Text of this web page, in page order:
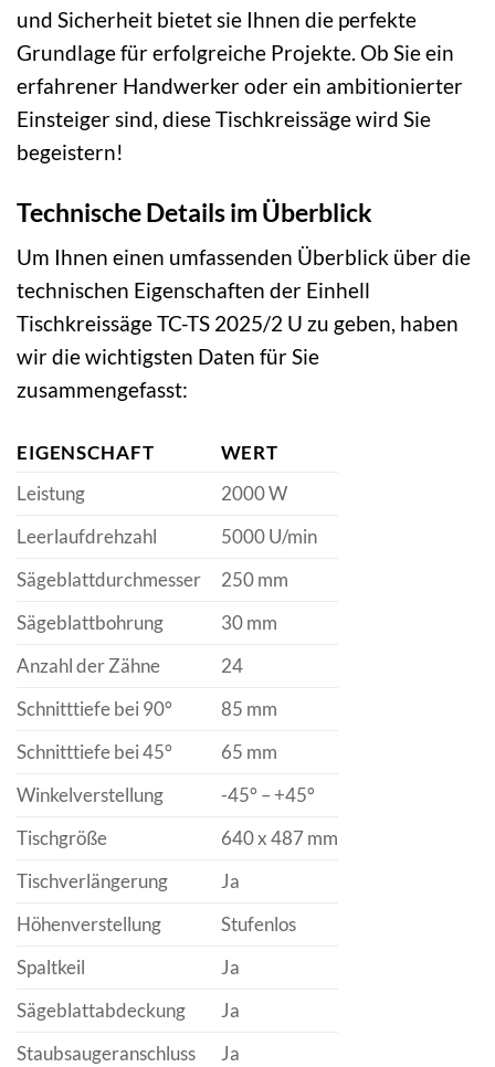
und Sicherheit bietet sie Ihnen die perfekte
Grundlage für erfolgreiche Projekte. Ob Sie ein
erfahrener Handwerker oder ein ambitionierter
Einsteiger sind, diese Tischkreissäge wird Sie
begeistern!
Technische Details im Überblick
Um Ihnen einen umfassenden Überblick über die
technischen Eigenschaften der Einhell
Tischkreissäge TC-TS 2025/2 U zu geben, haben
wir die wichtigsten Daten für Sie
zusammengefasst:
EIGENSCHAFT
WERT
Leistung
2000 W
Leerlaufdrehzahl
5000 U/min
Sägeblattdurchmesser
250 mm
Sägeblattbohrung
30 mm
Anzahl der Zähne
24
Schnitttiefe bei 90°
85 mm
Schnitttiefe bei 45°
65 mm
Winkelverstellung
-45° – +45°
Tischgröße
640 x 487 mm
Tischverlängerung
Ja
Höhenverstellung
Stufenlos
Spaltkeil
Ja
Sägeblattabdeckung
Ja
Staubsaugeranschluss
Ja